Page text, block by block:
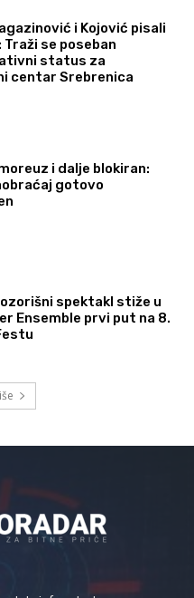
i Kojović pisali
Traži se poseban
status za
centar Srebrenica
i dalje blokiran:
gotovo
spektakl stiže u
Ensemble prvi put na 8.